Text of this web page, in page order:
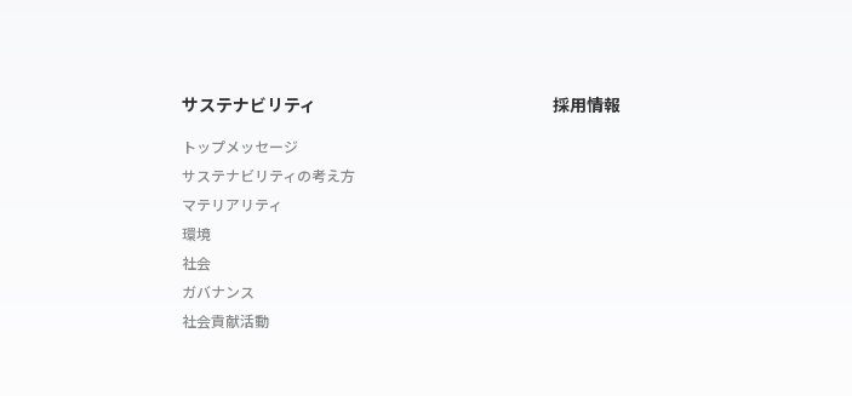
サステナビリティ
トップメッセージ
サステナビリティの考え方
マテリアリティ
環境
社会
ガバナンス
社会貢献活動
採用情報